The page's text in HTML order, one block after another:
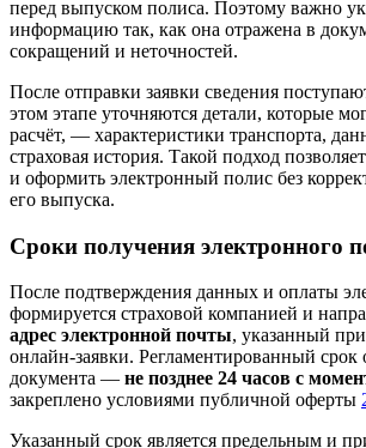
перед выпуском полиса. Поэтому важно
информацию так, как она отражена в
сокращений и неточностей.
После отправки заявки сведения
этом этапе уточняются детали, которые
расчёт, — характеристики транспорта,
страховая история. Такой подход
и оформить электронный полис без
его выпуска.
Сроки получения электронного
После подтверждения данных и оплаты
формируется страховой компанией и
адрес электронной почты, указанный
онлайн‑заявки. Регламентированный срок
документа — не позднее 24 часов с
закреплено условиями публичной оферты
Указанный срок является предельным и